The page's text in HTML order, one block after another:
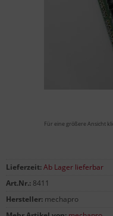
Für eine größere Ansicht
Lieferzeit:Ab Lager lieferbar
Art.Nr.: 8411
Hersteller: mechapro